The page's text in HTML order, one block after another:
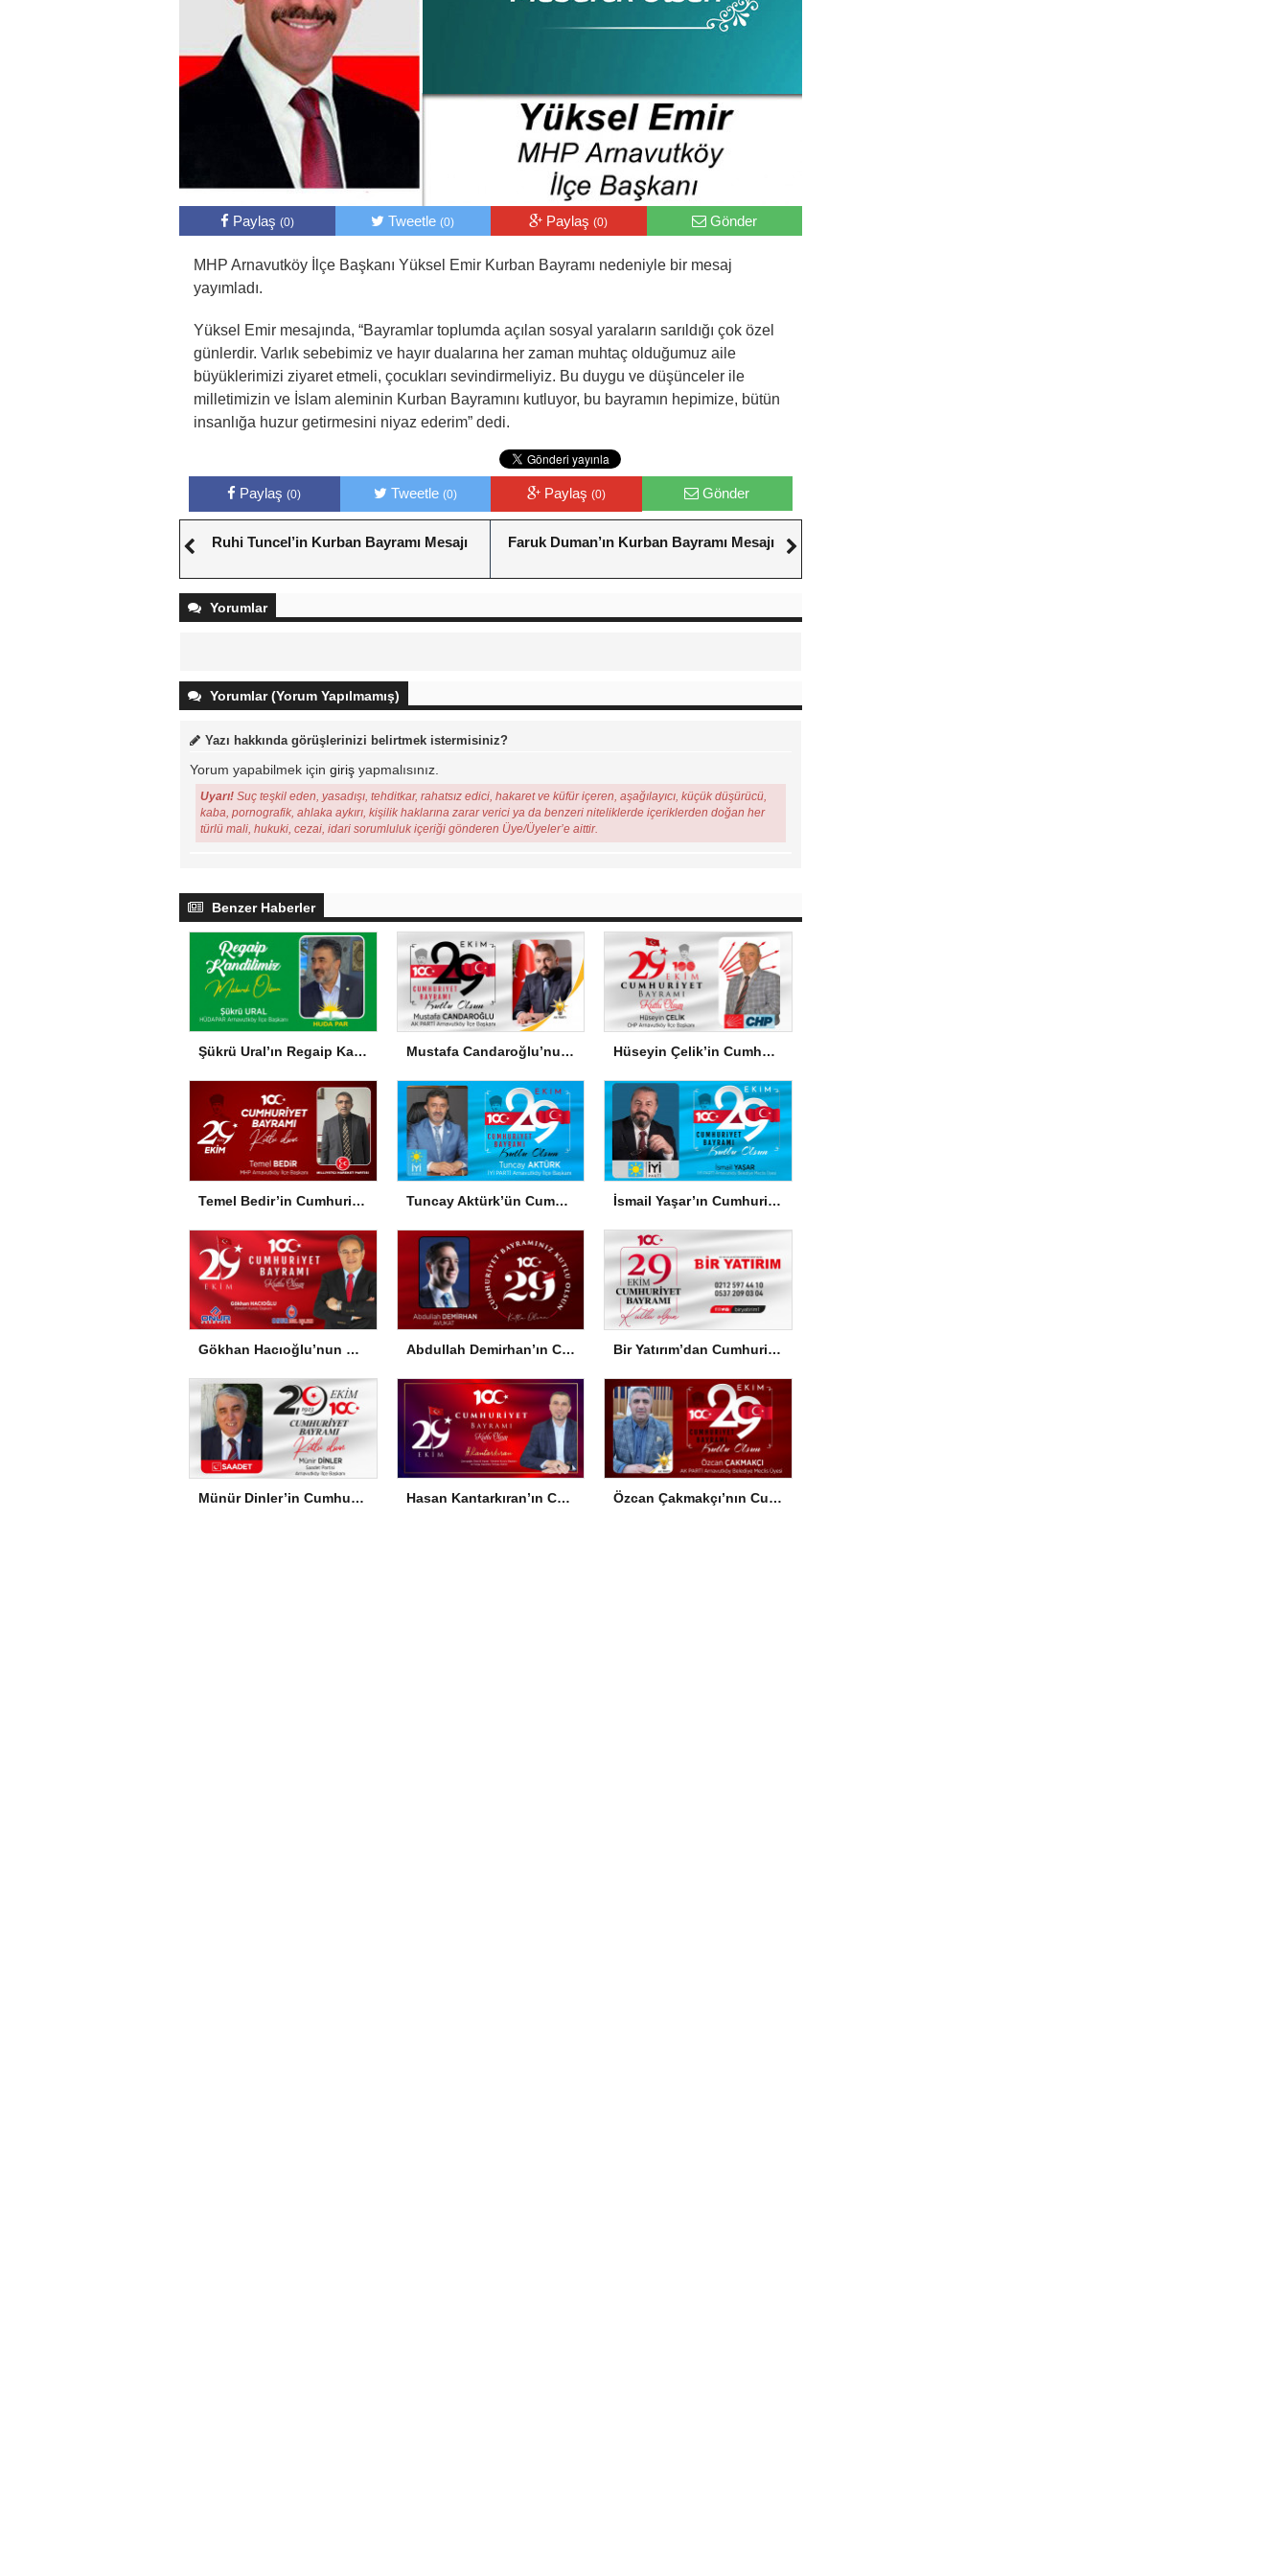
Paylaş (0) Tweetle(0) Paylaş(0) Gönder
MHP Arnavutköy İlçe Başkanı Yüksel Emir Kurban Bayramı nedeniyle bir mesaj
yayımladı.
Yüksel Emir mesajında, “Bayramlar toplumda açılan sosyal yaraların sarıldığı çok özel
günlerdir. Varlık sebebimiz ve hayır dualarına her zaman muhtaç olduğumuz aile
büyüklerimizi ziyaret etmeli, çocukları sevindirmeliyiz. Bu duygu ve düşünceler ile
milletimizin ve İslam aleminin Kurban Bayramını kutluyor, bu bayramın hepimize, bütün
insanlığa huzur getirmesini niyaz ederim” dedi.
Paylaş(0) Tweetle (0) Paylaş (0) Gönder
Ruhi Tuncel’in Kurban Bayramı Mesajı Faruk Duman’ın Kurban Bayramı Mesajı
Yorumlar
Yorumlar (Yorum Yapılmamış)
Yazı hakkında görüşlerinizi belirtmek istermisiniz?
Yorum yapabilmek için giriş yapmalısınız.
Uyarı! Suç teşkil eden, yasadışı, tehditkar, rahatsız edici, hakaret ve küfür içeren, aşağılayıcı, küçük düşürücü,
kaba, pornografik, ahlaka aykırı, kişilik haklarına zarar verici ya da benzeri niteliklerde içeriklerden doğan her
türlü mali, hukuki, cezai, idari sorumluluk içeriği gönderen Üye/Üyeler’e aittir.
Benzer Haberler
Şükrü Ural’ın Regaip Kandili Mesajı Mustafa Candaroğlu’nun Cumhuriyet Bayramı Mesajı Hüseyin Çelik’in Cumhuriyet Bayramı Mesajı
Temel Bedir’in Cumhuriyet Bayramı Mesajı Tuncay Aktürk’ün Cumhuriyet Bayramı Mesajı İsmail Yaşar’ın Cumhuriyet Bayramı Mesajı
Gökhan Hacıoğlu’nun Cumhuriyet Bayramı Mesajı Abdullah Demirhan’ın Cumhuriyet Bayramı Mesajı Bir Yatırım’dan Cumhuriyet Bayramı Mesajı
Münür Dinler’in Cumhuriyet Bayramı Mesajı Hasan Kantarkıran’ın Cumhuriyet Bayramı Mesajı Özcan Çakmakçı’nın Cumhuriyet Bayramı Mesajı